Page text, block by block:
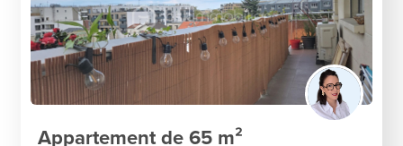
Appartement de 65 m²